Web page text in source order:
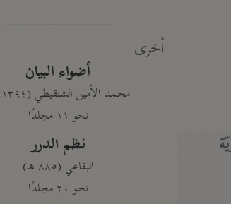
أخرى
أضواء البيان
محمد الأمين الشنقيطي (١٣٩٤ هـ)
نحو ١١ مجلدًا
نظم الدرر
البقاعي (٨٨٥ هـ)
نحو ٢٠ مجلدًا